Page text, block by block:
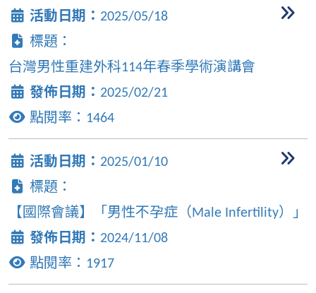
活動日期： 2025/05/18
標題：
台灣男性重建外科114年春季學術演講會
發佈日期： 2025/02/21
點閱率： 1464
活動日期： 2025/01/10
標題：
【國際會議】「男性不孕症（Male Infertility）」
發佈日期： 2024/11/08
點閱率： 1917